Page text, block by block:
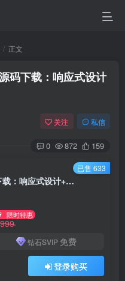
正文
码下载：响应式设计
关注 私信
0 872 159
全新UI个人团队主页HTML源码下载：响应式设计+多终端适配
限时特惠
999
钻石SVIP 免费
登录购买
已售 633